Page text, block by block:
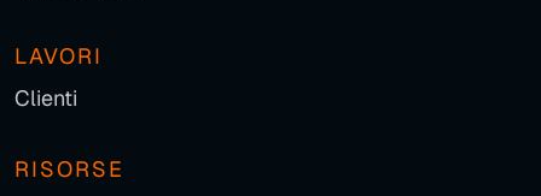
LAVORI
Clienti
RISORSE